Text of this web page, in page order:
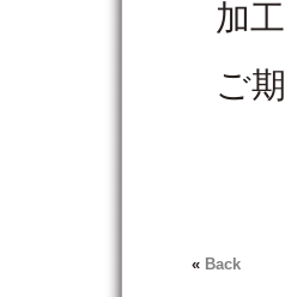
加
ご
« Back